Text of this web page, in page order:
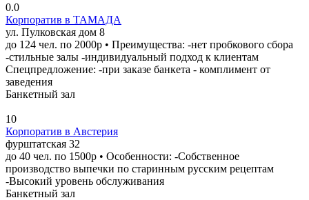
0.0
Корпоратив в ТАМАДА
ул. Пулковская дом 8
до 124 чел. по 2000р • Преимущества: -нет пробкового сбора
-стильные залы -индивидуальный подход к клиентам
Спецпредложение: -при заказе банкета - комплимент от
заведения
Банкетный зал
10
Корпоратив в Австерия
фурштатская 32
до 40 чел. по 1500р • Особенности: -Собственное
производство выпечки по старинным русским рецептам
-Высокий уровень обслуживания
Банкетный зал